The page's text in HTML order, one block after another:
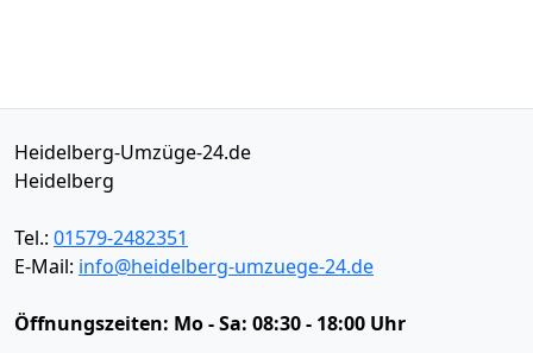
Heidelberg-Umzüge-24.de
Heidelberg
Tel.: 01579-2482351
E-Mail: info@heidelberg-umzuege-24.de
Öffnungszeiten: Mo - Sa: 08:30 - 18:00 Uhr